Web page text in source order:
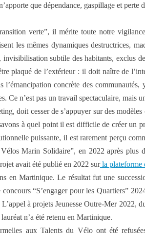
que dépendance, gaspillage et perte
verte”, il mérite toute notre
les mêmes dynamiques destructrices,
subtile des habitants, exclus
plaqué de l’extérieur : il doit naître de
l’émancipation concrète des
Ce n’est pas un travail spectaculaire,
doit cesser de s’appuyer sur des
à quel point il est difficile de créer un
puissante, il est rarement perçu
Marin Solidaire”, en 2022 après plus
avait été publié en 2022 surla plateforme
en Martinique. Le résultat fut une
“S’engager pour les Quartiers”
à projets Jeunesse Outre-Mer
n’a été retenu en Martinique.
aux Talents du Vélo ont été